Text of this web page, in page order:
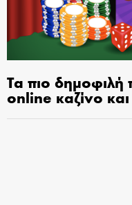
Τα πιο δημοφιλή
online καζίνο